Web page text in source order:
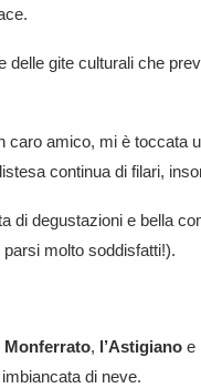
delle gite culturali che
amico, mi è toccata
continua di filari,
di degustazioni e bella
molto soddisfatti!).
Monferrato, l’Astigiano e
di neve.